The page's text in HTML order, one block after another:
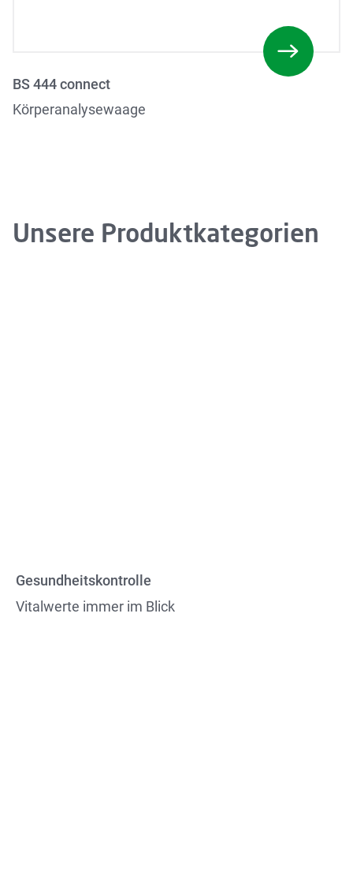
BS 444 connect
Körperanalysewaage
Unsere Produktkategorien
Gesundheitskontrolle
Vitalwerte immer im Blick